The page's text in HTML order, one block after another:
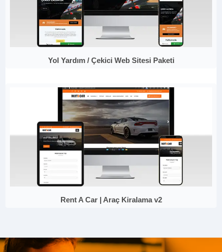
Yol Yardım / Çekici Web Sitesi Paketi
Rent A Car | Araç Kiralama v2